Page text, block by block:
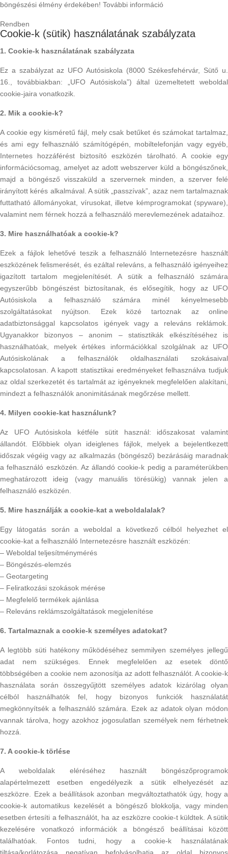
böngészési élmény érdekében! További információ
Rendben
Cookie-k (sütik) használatának szabályzata
1. Cookie-k használatának szabályzata
Ez a szabályzat az UFO Autósiskola (8000 Székesfehérvár, Sütő u.
16., továbbiakban: „UFO Autósiskola”) által üzemeltetett weboldal
cookie-jaira vonatkozik.
2. Mik a cookie-k?
A cookie egy kisméretű fájl, mely csak betűket és számokat tartalmaz,
és ami egy felhasználó számítógépén, mobiltelefonján vagy egyéb,
Internetes hozzáférést biztosító eszközén tárolható. A cookie egy
információcsomag, amelyet az adott webszerver küld a böngészőnek,
majd a böngésző visszaküld a szervernek minden, a szerver felé
irányított kérés alkalmával. A sütik „passzívak”, azaz nem tartalmaznak
futtatható állományokat, vírusokat, illetve kémprogramokat (spyware),
valamint nem férnek hozzá a felhasználó merevlemezének adataihoz.
3. Mire használhatóak a cookie-k?
Ezek a fájlok lehetővé teszik a felhasználó Internetezésre használt
eszközének felismerését, és ezáltal releváns, a felhasználó igényeihez
igazított tartalom megjelenítését. A sütik a felhasználó számára
egyszerűbb böngészést biztosítanak, és elősegítik, hogy az UFO
Autósiskola a felhasználó számára minél kényelmesebb
szolgáltatásokat nyújtson. Ezek közé tartoznak az online
adatbiztonsággal kapcsolatos igények vagy a releváns reklámok.
Ugyanakkor bizonyos – anonim – statisztikák elkészítéséhez is
használhatóak, melyek értékes információkkal szolgálnak az UFO
Autósiskolának a felhasználók oldalhasználati szokásaival
kapcsolatosan. A kapott statisztikai eredményeket felhasználva tudjuk
az oldal szerkezetét és tartalmát az igényeknek megfelelően alakítani,
mindezt a felhasználók anonimitásának megőrzése mellett.
4. Milyen cookie-kat használunk?
Az UFO Autósiskola kétféle sütit használ: időszakosat valamint
állandót. Előbbiek olyan ideiglenes fájlok, melyek a bejelentkezett
időszak végéig vagy az alkalmazás (böngésző) bezárásáig maradnak
a felhasználó eszközén. Az állandó cookie-k pedig a paraméterükben
meghatározott ideig (vagy manuális törésükig) vannak jelen a
felhasználó eszközén.
5. Mire használják a cookie-kat a weboldalalak?
Egy látogatás során a weboldal a következő célból helyezhet el
cookie-kat a felhasználó Internetezésre használt eszközén:
– Weboldal teljesítménymérés
– Böngészés-elemzés
– Geotargeting
– Feliratkozási szokások mérése
– Megfelelő termékek ajánlása
– Releváns reklámszolgáltatások megjelenítése
6. Tartalmaznak a cookie-k személyes adatokat?
A legtöbb süti hatékony működéséhez semmilyen személyes jellegű
adat nem szükséges. Ennek megfelelően az esetek döntő
többségében a cookie nem azonosítja az adott felhasználót. A cookie-k
használata során összegyűjtött személyes adatok kizárólag olyan
célból használhatók fel, hogy bizonyos funkciók használatát
megkönnyítsék a felhasználó számára. Ezek az adatok olyan módon
vannak tárolva, hogy azokhoz jogosulatlan személyek nem férhetnek
hozzá.
7. A cookie-k törlése
A weboldalak eléréséhez használt böngészőprogramok
alapértelmezett esetben engedélyezik a sütik elhelyezését az
eszközre. Ezek a beállítások azonban megváltoztathatók úgy, hogy a
cookie-k automatikus kezelését a böngésző blokkolja, vagy minden
esetben értesíti a felhasználót, ha az eszközre cookie-t küldtek. A sütik
kezelésére vonatkozó információk a böngésző beállításai között
találhatóak. Fontos tudni, hogy a cookie-k használatának